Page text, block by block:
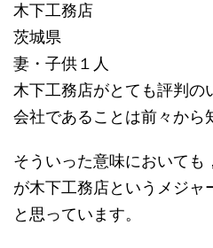
木下工務店
茨城県
妻・子供１人
木下工務店がとても評判の
会社であることは前々から
そういった意味においても
が木下工務店というメジャ
と思っています。